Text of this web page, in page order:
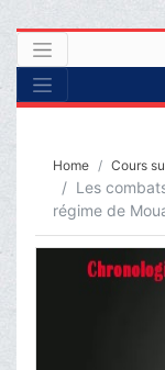
Home Cours
Les
régime de